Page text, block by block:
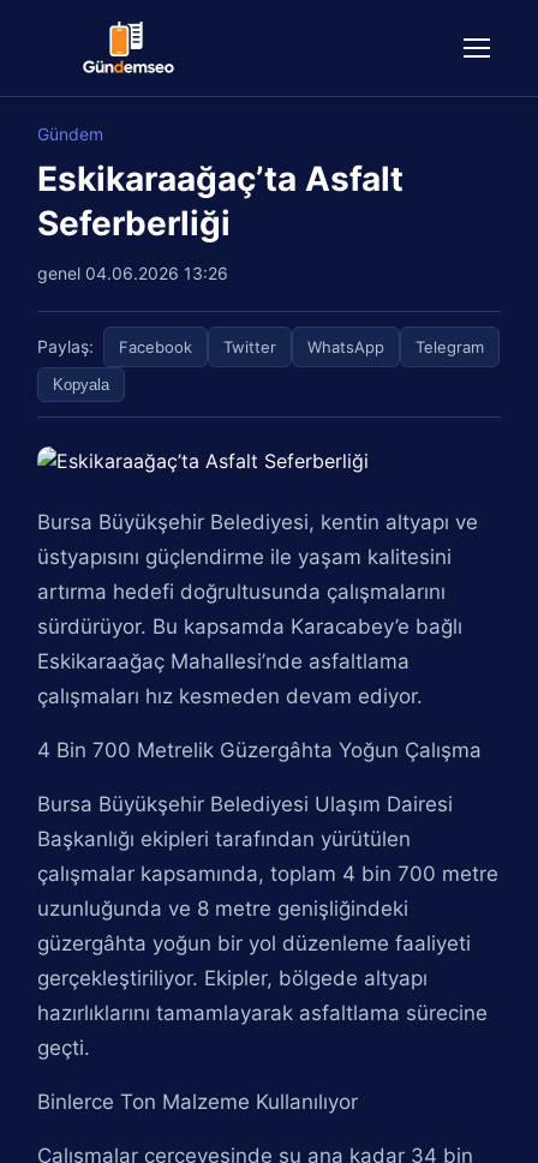
Gündem
Eskikaraağaç’ta Asfalt
Seferberliği
genel 04.06.2026 13:26
Paylaş: Facebook Twitter WhatsApp Telegram
Kopyala
Bursa Büyükşehir Belediyesi, kentin altyapı ve
üstyapısını güçlendirme ile yaşam kalitesini
artırma hedefi doğrultusunda çalışmalarını
sürdürüyor. Bu kapsamda Karacabey’e bağlı
Eskikaraağaç Mahallesi’nde asfaltlama
çalışmaları hız kesmeden devam ediyor.
4 Bin 700 Metrelik Güzergâhta Yoğun Çalışma
Bursa Büyükşehir Belediyesi Ulaşım Dairesi
Başkanlığı ekipleri tarafından yürütülen
çalışmalar kapsamında, toplam 4 bin 700 metre
uzunluğunda ve 8 metre genişliğindeki
güzergâhta yoğun bir yol düzenleme faaliyeti
gerçekleştiriliyor. Ekipler, bölgede altyapı
hazırlıklarını tamamlayarak asfaltlama sürecine
geçti.
Binlerce Ton Malzeme Kullanılıyor
Çalışmalar çerçevesinde şu ana kadar 34 bin